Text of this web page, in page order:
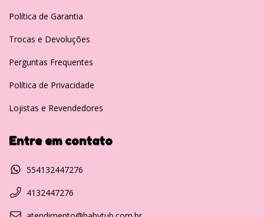
Política de Garantia
Trocas e Devoluções
Perguntas Frequentes
Política de Privacidade
Lojistas e Revendedores
Entre em contato
554132447276
4132447276